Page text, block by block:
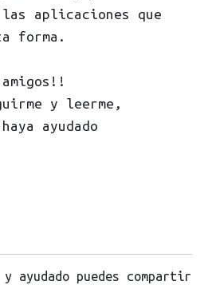
aplicaciones que
forma.
y leerme,
ayudado
ayudado puedes compartir